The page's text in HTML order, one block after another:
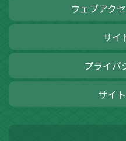
ウェブアク
サイ
プライバ
サイ